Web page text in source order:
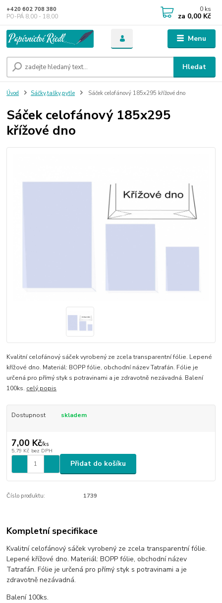
Menu
Hledat
+420 602 708 380
PO-PÁ 8,00 - 18,00
0 ks
za 0,00 Kč
Úvod Sáčky,tašky,pytle Sáček celofánový 185x295 křížové dno
Sáček celofánový 185x295
křížové dno
Kvalitní celofánový sáček vyrobený ze zcela transparentní fólie. Lepené
křížové dno. Materiál: BOPP fólie, obchodní název Tatrafán. Fólie je
určená pro přímý styk s potravinami a je zdravotně nezávadná. Balení
100ks. celý popis
Dostupnost skladem
7,00 Kč/ks
5,79 Kč bez DPH
Přidat do košíku
Číslo produktu: 1739
Kompletní specifikace
Kvalitní celofánový sáček vyrobený ze zcela transparentní fólie.
Lepené křížové dno. Materiál: BOPP fólie, obchodní název
Tatrafán. Fólie je určená pro přímý styk s potravinami a je
zdravotně nezávadná.
Balení 100ks.